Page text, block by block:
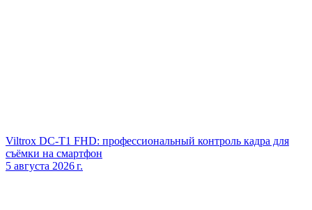
Viltrox DC‑T1 FHD: профессиональный контроль кадра для
съёмки на смартфон
5 августа 2026 г.